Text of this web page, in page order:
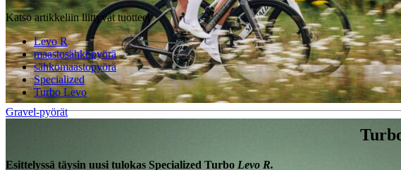
Gravel-pyörät
Katso artikkeliin liittyvät tuotteet
Levo R
maastosähköpyörä
sähkömaastopyörä
Specialized
Turbo Levo
Esittelyssä täysin uusi tulokas Specialized Turbo Levo R.